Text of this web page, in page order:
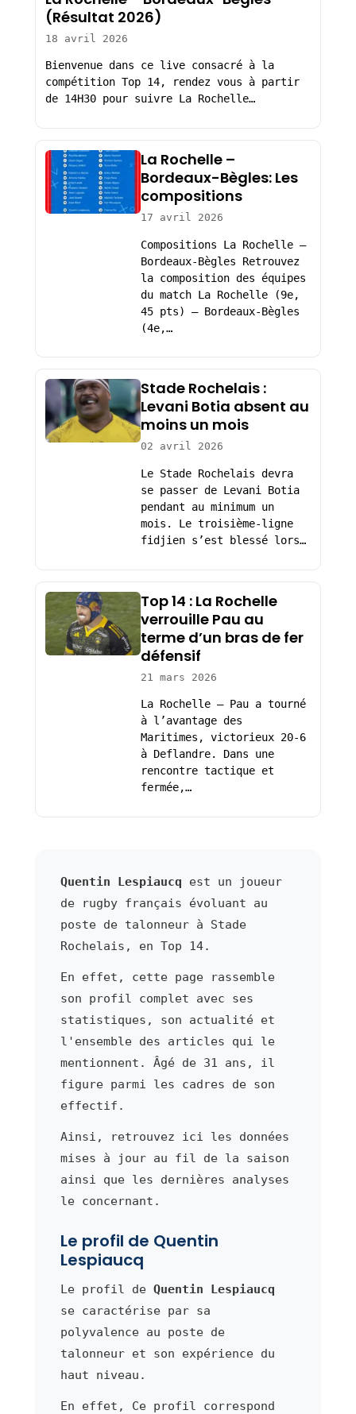
(Résultat 2026)
18 avril 2026
Bienvenue dans ce live consacré à la
compétition Top 14, rendez vous à partir
de 14H30 pour suivre La Rochelle…
La Rochelle –
Bordeaux-Bègles: Les
compositions
17 avril 2026
Compositions La Rochelle –
Bordeaux-Bègles Retrouvez
la composition des équipes
du match La Rochelle (9e,
45 pts) – Bordeaux-Bègles
(4e,…
Stade Rochelais :
Levani Botia absent au
moins un mois
02 avril 2026
Le Stade Rochelais devra
se passer de Levani Botia
pendant au minimum un
mois. Le troisième-ligne
fidjien s’est blessé lors…
Top 14 : La Rochelle
verrouille Pau au
terme d’un bras de fer
défensif
21 mars 2026
La Rochelle – Pau a tourné
à l’avantage des
Maritimes, victorieux 20-6
à Deflandre. Dans une
rencontre tactique et
fermée,…
Quentin Lespiaucq est un joueur
de rugby français évoluant au
poste de talonneur à Stade
Rochelais, en Top 14.
En effet, cette page rassemble
son profil complet avec ses
statistiques, son actualité et
l'ensemble des articles qui le
mentionnent. Âgé de 31 ans, il
figure parmi les cadres de son
effectif.
Ainsi, retrouvez ici les données
mises à jour au fil de la saison
ainsi que les dernières analyses
le concernant.
Le profil de Quentin
Lespiaucq
Le profil de Quentin Lespiaucq
se caractérise par sa
polyvalence au poste de
talonneur et son expérience du
haut niveau.
En effet, Ce profil correspond